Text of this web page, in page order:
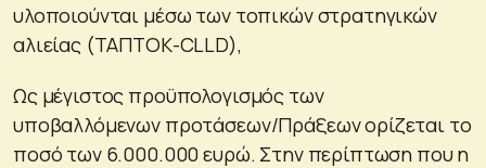
υλοποιούνται μέσω των τοπικών στρατηγικών
αλιείας (ΤΑΠΤΟΚ-CLLD),
Ως μέγιστος προϋπολογισμός των
υποβαλλόμενων προτάσεων/Πράξεων ορίζεται το
ποσό των 6.000.000 ευρώ. Στην περίπτωση που η